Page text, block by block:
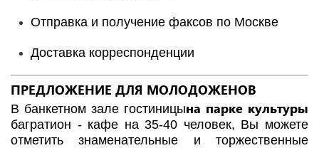
Отправка и получение факсов по Москве
Доставка корреспонденции
ПРЕДЛОЖЕНИЕ ДЛЯ МОЛОДОЖЕНОВ
В банкетном зале гостиницына парке культуры
багратион - кафе на 35-40 человек, Вы можете
отметить знаменательные и торжественные